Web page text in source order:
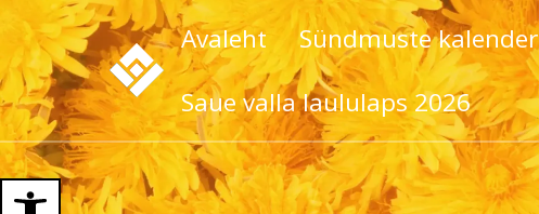
Open toolbar
Avaleht Sündmuste kalender
Saue valla laululaps 2026